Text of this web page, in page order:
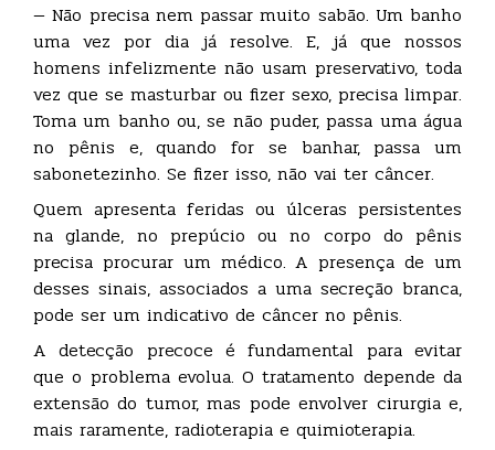
— Não precisa nem passar muito sabão. Um banho
uma vez por dia já resolve. E, já que nossos
homens infelizmente não usam preservativo, toda
vez que se masturbar ou fizer sexo, precisa limpar.
Toma um banho ou, se não puder, passa uma água
no pênis e, quando for se banhar, passa um
sabonetezinho. Se fizer isso, não vai ter câncer.
Quem apresenta feridas ou úlceras persistentes
na glande, no prepúcio ou no corpo do pênis
precisa procurar um médico. A presença de um
desses sinais, associados a uma secreção branca,
pode ser um indicativo de câncer no pênis.
A detecção precoce é fundamental para evitar
que o problema evolua. O tratamento depende da
extensão do tumor, mas pode envolver cirurgia e,
mais raramente, radioterapia e quimioterapia.